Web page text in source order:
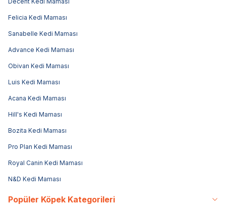
Felicia Kedi Maması
Sanabelle Kedi Maması
Advance Kedi Maması
Obivan Kedi Maması
Luis Kedi Maması
Acana Kedi Maması
Hill's Kedi Maması
Bozita Kedi Maması
Pro Plan Kedi Maması
Royal Canin Kedi Maması
N&D Kedi Maması
Popüler Köpek Kategorileri